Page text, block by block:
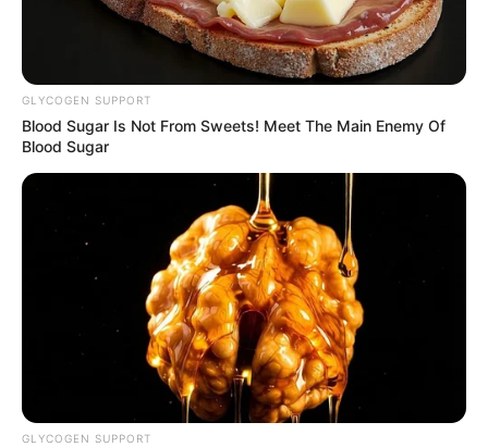
GLYCOGEN SUPPORT
Blood Sugar Is Not From Sweets! Meet The Main Enemy Of
Blood Sugar
GLYCOGEN SUPPORT